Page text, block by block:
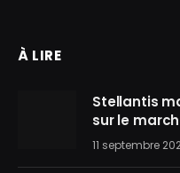
À LIRE
Stellantis
sur le
11 septembre